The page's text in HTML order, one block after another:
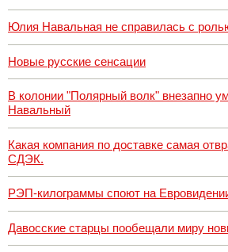
Юлия Навальная не справилась с
Новые русские сенсации
В колонии "Полярный волк" внезапно
Навальный
Какая компания по доставке самая
СДЭК.
РЭП-килограммы споют на
Давосские старцы пообещали миру